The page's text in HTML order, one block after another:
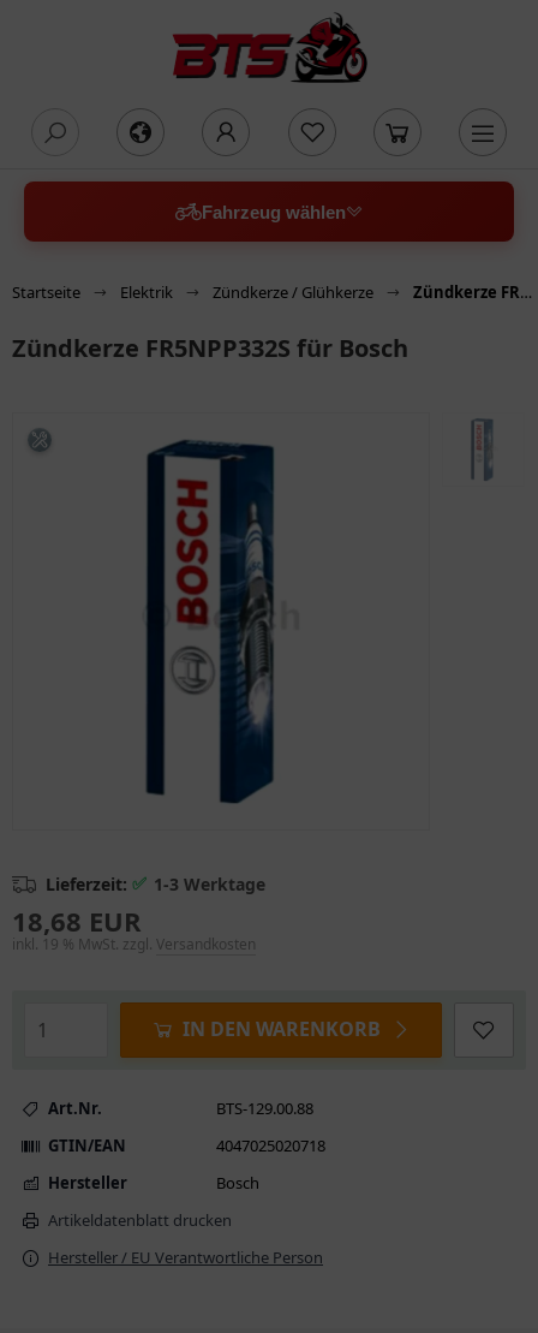
Fahrzeug wählen
Startseite Elektrik Zündkerze / Glühkerze Zündkerze FR5NPP332S für Bosch
Zündkerze FR5NPP332S für Bosch
Lieferzeit: ✅ 1-3 Werktage
18,68 EUR
inkl. 19 % MwSt. zzgl. Versandkosten
IN DEN WARENKORB
Art.Nr.
BTS-129.00.88
GTIN/EAN
4047025020718
Hersteller
Bosch
Artikeldatenblatt drucken
Hersteller / EU Verantwortliche Person